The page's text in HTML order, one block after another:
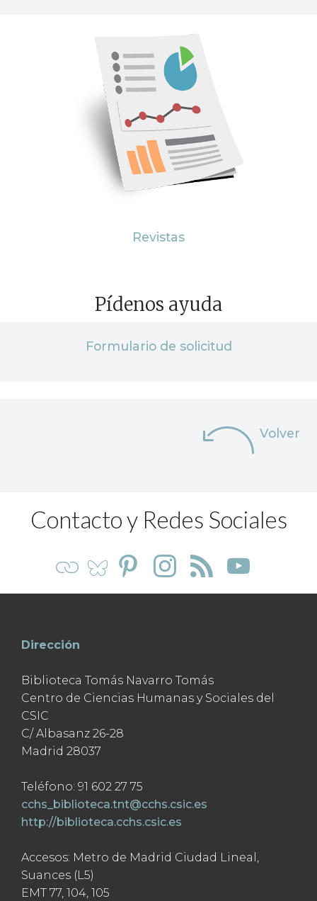
Revistas
Pídenos ayuda
Formulario de solicitud
Volver
Contacto y Redes Sociales
Dirección
Biblioteca Tomás Navarro Tomás
Centro de Ciencias Humanas y Sociales del
CSIC
C/ Albasanz 26-28
Madrid 28037
Teléfono: 91 602 27 75
cchs_biblioteca.tnt@cchs.csic.es
http://biblioteca.cchs.csic.es
Accesos: Metro de Madrid Ciudad Lineal,
Suances (L5)
EMT 77, 104, 105